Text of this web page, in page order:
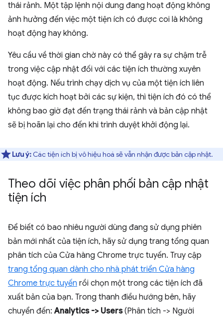
thái rảnh. Một tập lệnh nội dung đang hoạt động không
ảnh hưởng đến việc một tiện ích có được coi là không
hoạt động hay không.
Yêu cầu về thời gian chờ này có thể gây ra sự chậm trễ
trong việc cập nhật đối với các tiện ích thường xuyên
hoạt động. Nếu trình chạy dịch vụ của một tiện ích liên
tục được kích hoạt bởi các sự kiện, thì tiện ích đó có thể
không bao giờ đạt đến trạng thái rảnh và bản cập nhật
sẽ bị hoãn lại cho đến khi trình duyệt khởi động lại.
Lưu ý: Các tiện ích bị vô hiệu hoá sẽ vẫn nhận được bản cập nhật.
Theo dõi việc phân phối bản cập nhật
tiện ích
Để biết có bao nhiêu người dùng đang sử dụng phiên
bản mới nhất của tiện ích, hãy sử dụng trang tổng quan
phân tích của Cửa hàng Chrome trực tuyến. Truy cập
trang tổng quan dành cho nhà phát triển Cửa hàng
Chrome trực tuyến rồi chọn một trong các tiện ích đã
xuất bản của bạn. Trong thanh điều hướng bên, hãy
chuyển đến:Analytics -> Users(Phân tích -> Người